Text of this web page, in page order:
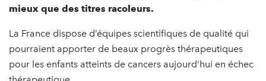
mieux que des titres racoleurs.
La France dispose d’équipes scientifiques de qualité qui
pourraient apporter de beaux progrès thérapeutiques
pour les enfants atteints de cancers aujourd’hui en échec